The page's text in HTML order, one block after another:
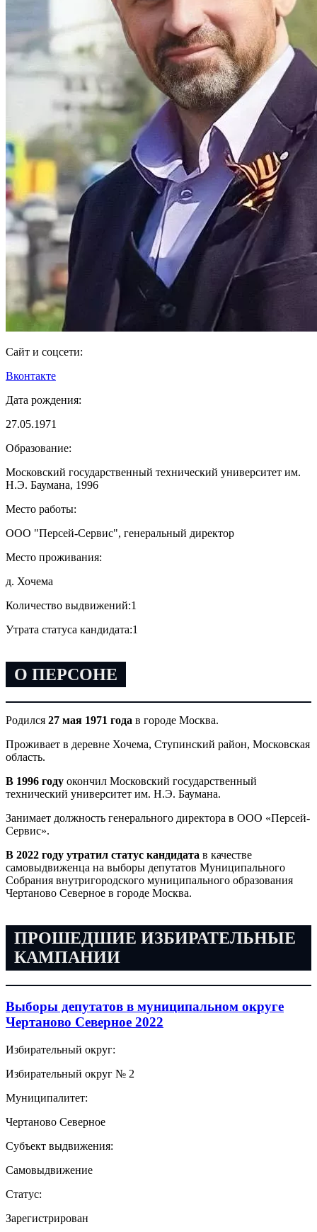
Сайт и соцсети:
Вконтакте
Дата рождения:
27.05.1971
Образование:
Московский государственный технический университет им.
Н.Э. Баумана, 1996
Место работы:
ООО "Персей-Сервис", генеральный директор
Место проживания:
д. Хочема
Количество выдвижений:1
Утрата статуса кандидата:1
О ПЕРСОНЕ
Родился 27 мая 1971 года в городе Москва.
Проживает в деревне Хочема, Ступинский район, Московская
область.
В 1996 году окончил Московский государственный
технический университет им. Н.Э. Баумана.
Занимает должность генерального директора в ООО «Персей-
Сервис».
В 2022 году утратил статус кандидата в качестве
самовыдвиженца на выборы депутатов Муниципального
Собрания внутригородского муниципального образования
Чертаново Северное в городе Москва.
ПРОШЕДШИЕ ИЗБИРАТЕЛЬНЫЕ
КАМПАНИИ
Выборы депутатов в муниципальном округе
Чертаново Северное 2022
Избирательный округ:
Избирательный округ № 2
Муниципалитет:
Чертаново Северное
Субъект выдвижения:
Самовыдвижение
Статус:
Зарегистрирован